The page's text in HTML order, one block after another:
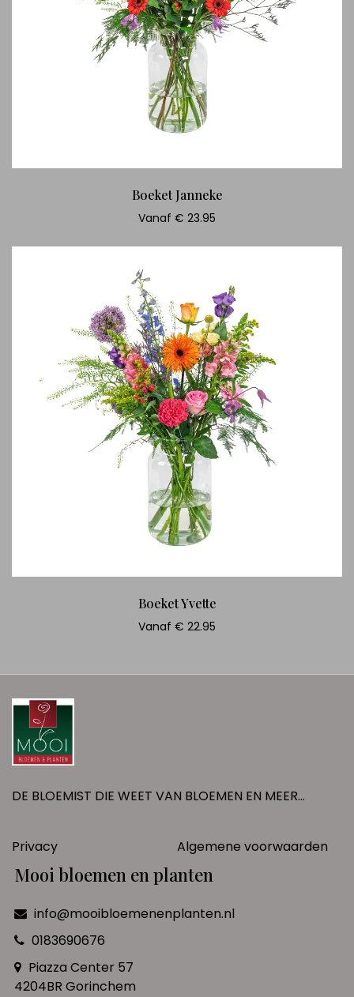
Boeket Janneke
Vanaf € 23.95
Boeket Yvette
Vanaf € 22.95
DE BLOEMIST DIE WEET VAN BLOEMEN EN MEER...
Privacy Algemene voorwaarden
Mooi bloemen en planten
info@mooibloemenenplanten.nl
0183690676
Piazza Center 57
4204BR Gorinchem